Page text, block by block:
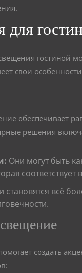
гостиной
свои
обеспечивает
решения
Они могут быть
соответствует
становятся всё
создать